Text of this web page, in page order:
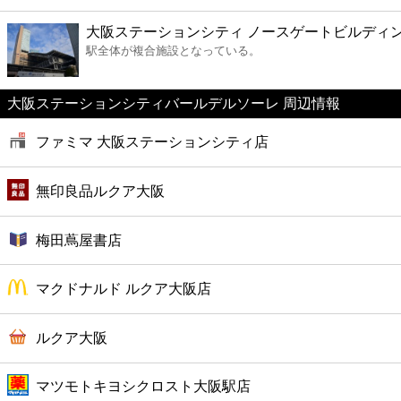
ファーストフード
カフェ
ショッピング
公共
病院
大阪ステーションシティ ノースゲートビルディ
駅全体が複合施設となっている。
大阪ステーションシティバールデルソーレ 周辺情報
ファミマ 大阪ステーションシティ店
無印良品ルクア大阪
梅田蔦屋書店
マクドナルド ルクア大阪店
ルクア大阪
マツモトキヨシクロスト大阪駅店